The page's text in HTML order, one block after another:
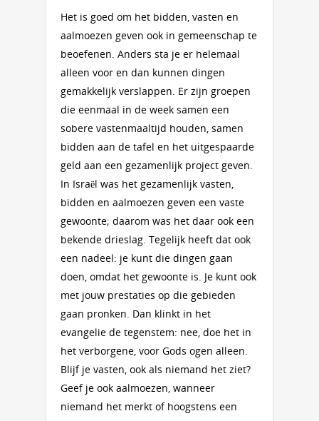
Het is goed om het bidden, vasten en
aalmoezen geven ook in gemeenschap te
beoefenen. Anders sta je er helemaal
alleen voor en dan kunnen dingen
gemakkelijk verslappen. Er zijn groepen
die eenmaal in de week samen een
sobere vastenmaaltijd houden, samen
bidden aan de tafel en het uitgespaarde
geld aan een gezamenlijk project geven.
In Israël was het gezamenlijk vasten,
bidden en aalmoezen geven een vaste
gewoonte; daarom was het daar ook een
bekende drieslag. Tegelijk heeft dat ook
een nadeel: je kunt die dingen gaan
doen, omdat het gewoonte is. Je kunt ook
met jouw prestaties op die gebieden
gaan pronken. Dan klinkt in het
evangelie de tegenstem: nee, doe het in
het verborgene, voor Gods ogen alleen.
Blijf je vasten, ook als niemand het ziet?
Geef je ook aalmoezen, wanneer
niemand het merkt of hoogstens een